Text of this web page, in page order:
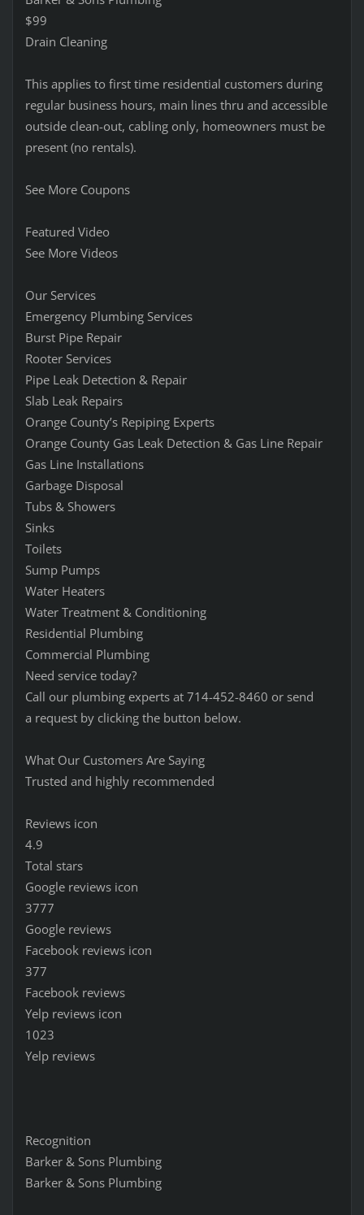
$99
Drain Cleaning
This applies to first time residential customers during
regular business hours, main lines thru and accessible
outside clean-out, cabling only, homeowners must be
present (no rentals).
See More Coupons
Featured Video
See More Videos
Our Services
Emergency Plumbing Services
Burst Pipe Repair
Rooter Services
Pipe Leak Detection & Repair
Slab Leak Repairs
Orange County’s Repiping Experts
Orange County Gas Leak Detection & Gas Line Repair
Gas Line Installations
Garbage Disposal
Tubs & Showers
Sinks
Toilets
Sump Pumps
Water Heaters
Water Treatment & Conditioning
Residential Plumbing
Commercial Plumbing
Need service today?
Call our plumbing experts at 714-452-8460 or send
a request by clicking the button below.
What Our Customers Are Saying
Trusted and highly recommended
Reviews icon
4.9
Total stars
Google reviews icon
3777
Google reviews
Facebook reviews icon
377
Facebook reviews
Yelp reviews icon
1023
Yelp reviews
Recognition
Barker & Sons Plumbing
Barker & Sons Plumbing